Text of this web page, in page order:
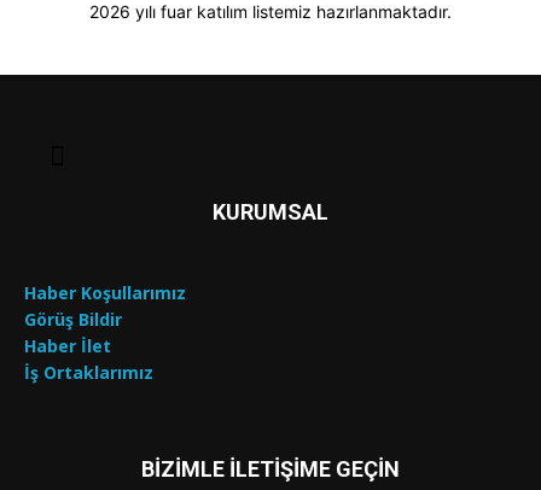
2026 yılı fuar katılım listemiz hazırlanmaktadır.
KURUMSAL
Haber Koşullarımız
Görüş Bildir
Haber İlet
İş Ortaklarımız
BİZİMLE İLETİŞİME GEÇİN